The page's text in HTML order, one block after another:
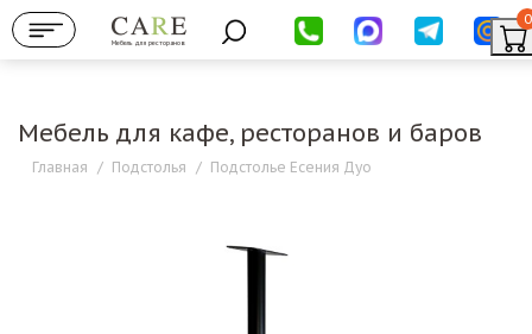
Мебель для ресторанов
0
Мебель для кафе, ресторанов и баров
Главная / Подстолья / Подстолье Есения Дуо